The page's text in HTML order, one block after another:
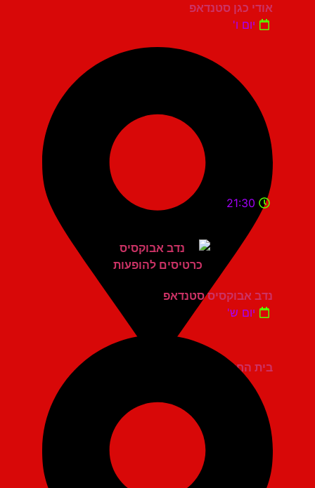
אודי כגן סטנדאפ
יום ו'
בית החייל תל אביב
21:30
נדב אבוקסיס סטנדאפ
יום ש'